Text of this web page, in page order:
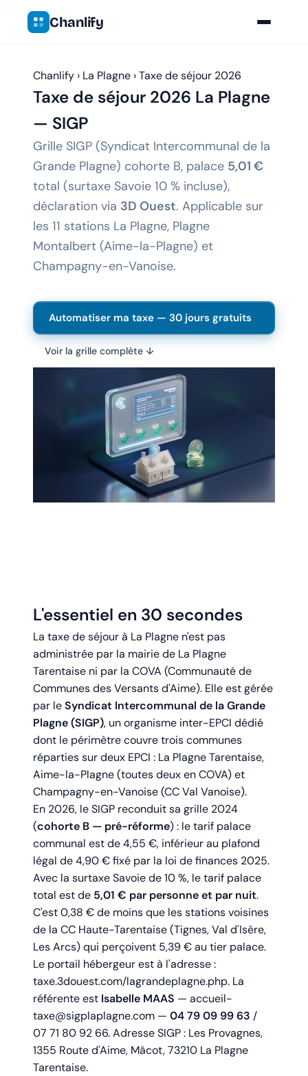
Chanlify
Chanlify › La Plagne ›Taxe de séjour 2026
Taxe de séjour 2026 La Plagne
— SIGP
Grille SIGP (Syndicat Intercommunal de la
Grande Plagne) cohorte B, palace 5,01 €
total (surtaxe Savoie 10 % incluse),
déclaration via 3D Ouest. Applicable sur
les 11 stations La Plagne, Plagne
Montalbert (Aime-la-Plagne) et
Champagny-en-Vanoise.
Automatiser ma taxe — 30 jours gratuits
Voir la grille complète ↓
L'essentiel en 30 secondes
La taxe de séjour à La Plagne n'est pas
administrée par la mairie de La Plagne
Tarentaise ni par la COVA (Communauté de
Communes des Versants d'Aime). Elle est gérée
par leSyndicat Intercommunal de la Grande
Plagne (SIGP), un organisme inter-EPCI dédié
dont le périmètre couvre trois communes
réparties sur deux EPCI : La Plagne Tarentaise,
Aime-la-Plagne (toutes deux en COVA) et
Champagny-en-Vanoise (CC Val Vanoise).
En 2026, le SIGP reconduit sa grille 2024
(cohorte B — pré-réforme) : le tarif palace
communal est de 4,55 €, inférieur au plafond
légal de 4,90 € fixé par la loi de finances 2025.
Avec la surtaxe Savoie de 10 %, le tarif palace
total est de 5,01 € par personne et par nuit.
C'est 0,38 € de moins que les stations voisines
de la CC Haute-Tarentaise (Tignes, Val d'Isère,
Les Arcs) qui perçoivent 5,39 € au tier palace.
Le portail hébergeur est à l'adresse :
taxe.3douest.com/lagrandeplagne.php. La
référente est Isabelle MAAS — accueil-
taxe@sigplaplagne.com — 04 79 09 99 63 /
07 71 80 92 66. Adresse SIGP : Les Provagnes,
1355 Route d'Aime, Mâcot, 73210 La Plagne
Tarentaise.